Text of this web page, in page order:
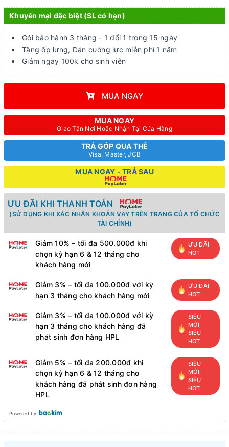
Khuyến mại đặc biệt (SL có hạn)
Gói bảo hành 3 tháng - 1 đổi 1 trong 15 ngày
Tặng ốp lưng, Dán cường lực miễn phí 1 năm
Giảm ngay 100k cho sinh viên
MUA NGAY
MUA NGAY
Giao Tận Nơi Hoặc Nhận Tại Cửa Hàng
TRẢ GÓP QUA THẺ
Visa, Master, JCB
MUA NGAY - TRẢ SAU
ƯU ĐÃI KHI THANH TOÁN
(SỬ DỤNG KHI XÁC NHẬN KHOẢN VAY TRÊN TRANG CỦA TỔ CHỨC
TÀI CHÍNH)
Giảm 10% – tối đa 500.000đ khi
chọn kỳ hạn 6 & 12 tháng cho
khách hàng mới
ƯU ĐÃI
HOT
Giảm 3% – tối đa 100.000đ với kỳ
hạn 3 tháng cho khách hàng mới
ƯU ĐÃI
HOT
Giảm 3% – tối đa 100.000đ với kỳ
hạn 3 tháng cho khách hàng đã
phát sinh đơn hàng HPL
SIÊU
MỚI,
SIÊU
HOT
Giảm 5% – tối đa 200.000đ khi
chọn kỳ hạn 6 & 12 tháng cho
khách hàng đã phát sinh đơn hàng
HPL
SIÊU
MỚI,
SIÊU
HOT
Powered by